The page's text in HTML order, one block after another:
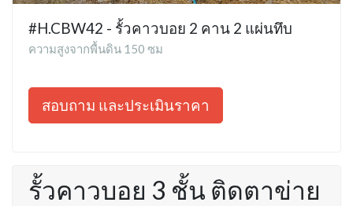
#H.CBW42 - รั้วคาวบอย 2 คาน 2 แผ่นทึบ
ความสูงจากพื้นดิน 150 ซม
สอบถาม และประเมินราคา
รั้วคาวบอย 3 ชั้น ติดตาข่าย